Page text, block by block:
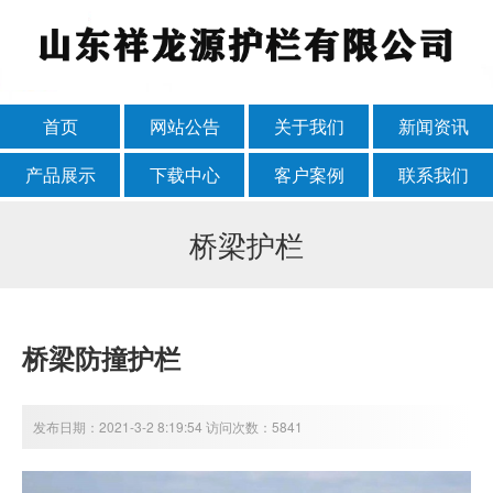
首页 网站公告 关于我们
新闻资讯
产品展示
下载中心 客户案例 联系我们
桥梁护栏
桥梁防撞护栏
发布日期：2021-3-2 8:19:54 访问次数：5841